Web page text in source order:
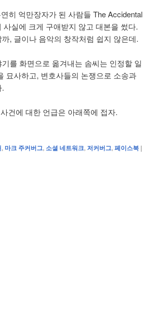
히 억만장자가 된 사람들 The Accidental
실에 크게 구애받지 않고 대본을 썼다.
, 글이나 음악의 창작처럼 쉽지 않은데.
를 화면으로 옮겨내는 솜씨는 인정할 일
묘사하고, 변호사들의 논쟁으로 소송과
건에 대한 언급은 아래쪽에 접자.
, 마크 주커버그, 소셜 네트워크, 저커버그, 페이스북 |